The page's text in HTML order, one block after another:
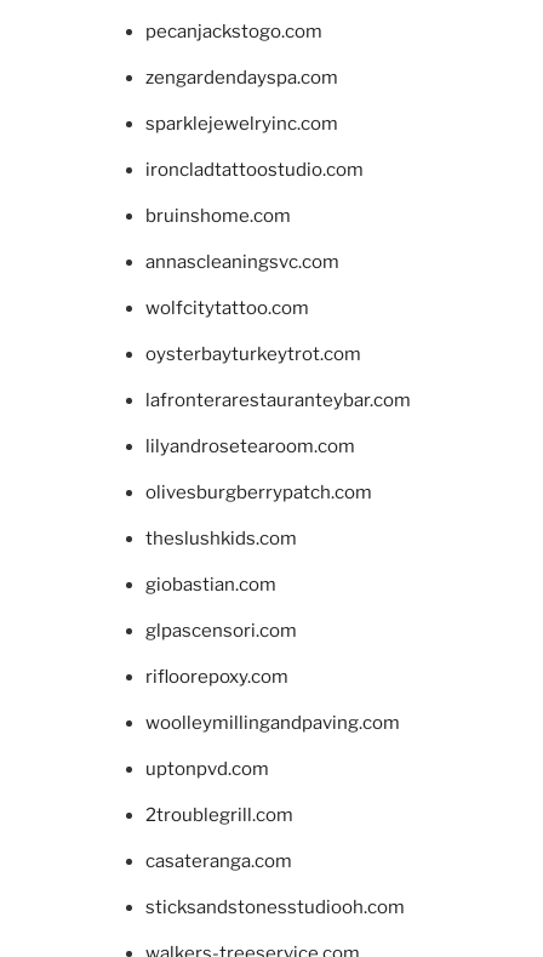
pecanjackstogo.com
zengardendayspa.com
sparklejewelryinc.com
ironcladtattoostudio.com
bruinshome.com
annascleaningsvc.com
wolfcitytattoo.com
oysterbayturkeytrot.com
lafronterarestauranteybar.com
lilyandrosetearoom.com
olivesburgberrypatch.com
theslushkids.com
giobastian.com
glpascensori.com
rifloorepoxy.com
woolleymillingandpaving.com
uptonpvd.com
2troublegrill.com
casateranga.com
sticksandstonesstudiooh.com